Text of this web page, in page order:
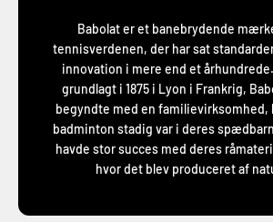
Babolat er et banebrydende
tennisverdenen, der har sat
innovation i mere end et
grundlagt i 1875 i Lyon i Frankrig,
begyndte med en familievirksomhed,
badminton stadig var i deres
havde stor succes med deres
hvor det blev produceret af